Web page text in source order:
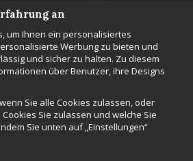
Följ oss
NEWSLETTER
Anmelden
an
um Ihnen ein personalisiertes
Werbung zu bieten und
und sicher zu halten. Zu diesem
über Benutzer, ihre Designs
Sie alle Cookies zulassen, oder
Sie zulassen und welche Sie
Sie unten auf „Einstellungen“